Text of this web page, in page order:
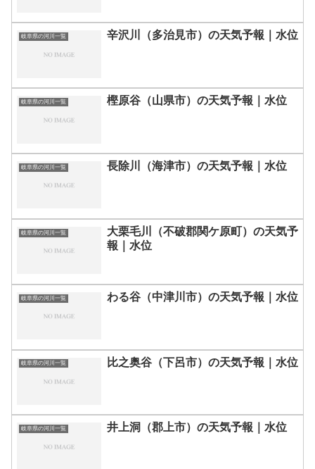
岐阜県の河川一覧 辛沢川（多治見市）の天気予報｜水位
岐阜県の河川一覧 樫原谷（山県市）の天気予報｜水位
岐阜県の河川一覧 長除川（海津市）の天気予報｜水位
岐阜県の河川一覧
大栗毛川（不破郡関ケ原町）の天気予
報｜水位
岐阜県の河川一覧 わる谷（中津川市）の天気予報｜水位
岐阜県の河川一覧 比之奥谷（下呂市）の天気予報｜水位
岐阜県の河川一覧 井上洞（郡上市）の天気予報｜水位